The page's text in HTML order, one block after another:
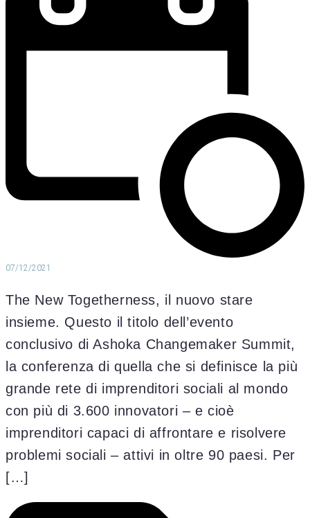
07/12/2021
The New Togetherness, il nuovo stare
insieme. Questo il titolo dell’evento
conclusivo di Ashoka Changemaker Summit,
la conferenza di quella che si definisce la più
grande rete di imprenditori sociali al mondo
con più di 3.600 innovatori – e cioè
imprenditori capaci di affrontare e risolvere
problemi sociali – attivi in oltre 90 paesi. Per
[…]